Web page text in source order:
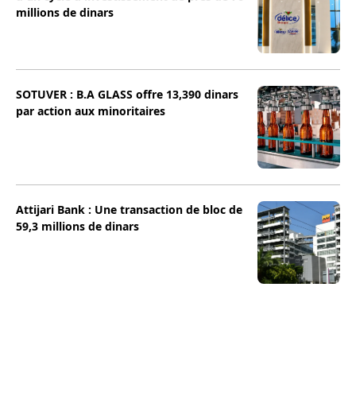
millions de dinars
SOTUVER : B.A GLASS offre 13,390 dinars
par action aux minoritaires
Attijari Bank : Une transaction de bloc de
59,3 millions de dinars